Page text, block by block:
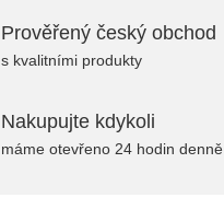
Prověřený český obchod
s kvalitními produkty
Nakupujte kdykoli
máme otevřeno 24 hodin denně